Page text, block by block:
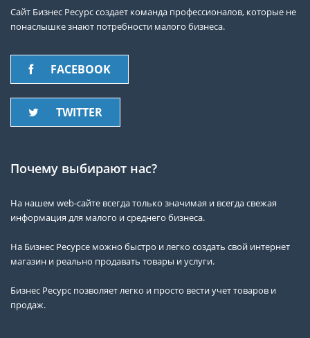
Сайт Бизнес Ресурс создает команда профессионалов, которые не
понаслышке знают потребности малого бизнеса.
FACEBOOK
TWITTER
Почему выбирают нас?
На нашем web-сайте всегда только значимая и всегда свежая
информация для малого и среднего бизнеса.
На Бизнес Ресурсе можно быстро и легко создать свой интернет
магазин и реально продавать товары и услуги.
Бизнес Ресурс позволяет легко и просто вести учет товаров и
продаж.